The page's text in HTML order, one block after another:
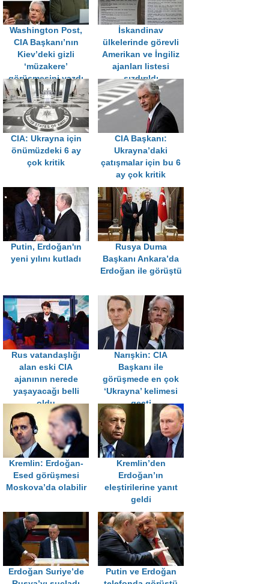
Washington Post,
CIA Başkanı’nın
Kiev’deki gizli
‘müzakere’
görüşmesini yazdı
İskandinav
ülkelerinde görevli
Amerikan ve İngiliz
ajanları listesi
sızdırıldı
CIA: Ukrayna için
önümüzdeki 6 ay
çok kritik
CIA Başkanı:
Ukrayna’daki
çatışmalar için bu 6
ay çok kritik
Putin, Erdoğan'ın
yeni yılını kutladı
Rusya Duma
Başkanı Ankara’da
Erdoğan ile görüştü
Rus vatandaşlığı
alan eski CIA
ajanının nerede
yaşayacağı belli
oldu
Narışkin: CIA
Başkanı ile
görüşmede en çok
‘Ukrayna’ kelimesi
geçti
Kremlin: Erdoğan-
Esed görüşmesi
Moskova’da olabilir
Kremlin’den
Erdoğan’ın
eleştirilerine yanıt
geldi
Erdoğan Suriye’de
Putin ve Erdoğan